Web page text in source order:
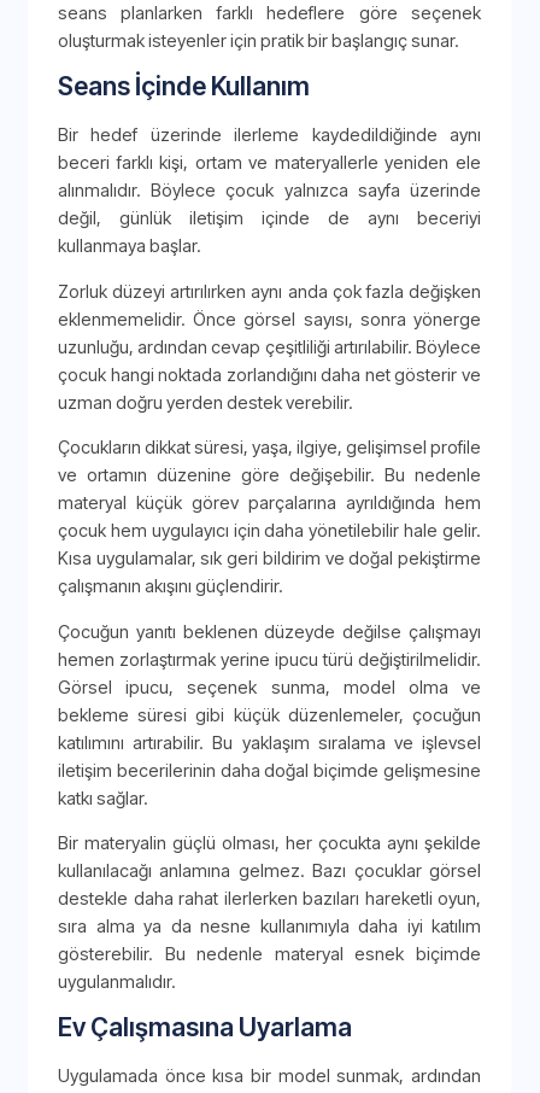
seans planlarken farklı hedeflere göre seçenek
oluşturmak isteyenler için pratik bir başlangıç sunar.
Seans İçinde Kullanım
Bir hedef üzerinde ilerleme kaydedildiğinde aynı
beceri farklı kişi, ortam ve materyallerle yeniden ele
alınmalıdır. Böylece çocuk yalnızca sayfa üzerinde
değil, günlük iletişim içinde de aynı beceriyi
kullanmaya başlar.
Zorluk düzeyi artırılırken aynı anda çok fazla değişken
eklenmemelidir. Önce görsel sayısı, sonra yönerge
uzunluğu, ardından cevap çeşitliliği artırılabilir. Böylece
çocuk hangi noktada zorlandığını daha net gösterir ve
uzman doğru yerden destek verebilir.
Çocukların dikkat süresi, yaşa, ilgiye, gelişimsel profile
ve ortamın düzenine göre değişebilir. Bu nedenle
materyal küçük görev parçalarına ayrıldığında hem
çocuk hem uygulayıcı için daha yönetilebilir hale gelir.
Kısa uygulamalar, sık geri bildirim ve doğal pekiştirme
çalışmanın akışını güçlendirir.
Çocuğun yanıtı beklenen düzeyde değilse çalışmayı
hemen zorlaştırmak yerine ipucu türü değiştirilmelidir.
Görsel ipucu, seçenek sunma, model olma ve
bekleme süresi gibi küçük düzenlemeler, çocuğun
katılımını artırabilir. Bu yaklaşım sıralama ve işlevsel
iletişim becerilerinin daha doğal biçimde gelişmesine
katkı sağlar.
Bir materyalin güçlü olması, her çocukta aynı şekilde
kullanılacağı anlamına gelmez. Bazı çocuklar görsel
destekle daha rahat ilerlerken bazıları hareketli oyun,
sıra alma ya da nesne kullanımıyla daha iyi katılım
gösterebilir. Bu nedenle materyal esnek biçimde
uygulanmalıdır.
Ev Çalışmasına Uyarlama
Uygulamada önce kısa bir model sunmak, ardından